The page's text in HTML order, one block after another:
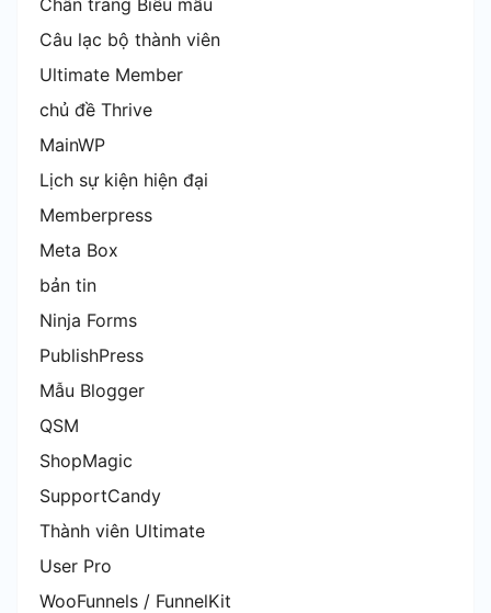
Câu lạc bộ thành viên
Ultimate Member
chủ đề Thrive
MainWP
Lịch sự kiện hiện đại
Memberpress
Meta Box
bản tin
Ninja Forms
PublishPress
Mẫu Blogger
QSM
ShopMagic
SupportCandy
Thành viên Ultimate
User Pro
WooFunnels / FunnelKit